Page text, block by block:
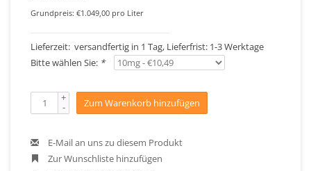
Grundpreis: €1.049,00 pro Liter
Lieferzeit: versandfertig in 1 Tag, Lieferfrist: 1-3 Werktage
Bitte wählen Sie: *
+
- Zum Warenkorb hinzufügen
E-Mail an uns zu diesem Produkt
Zur Wunschliste hinzufügen